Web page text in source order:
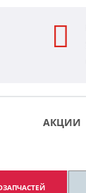
АКЦИИ